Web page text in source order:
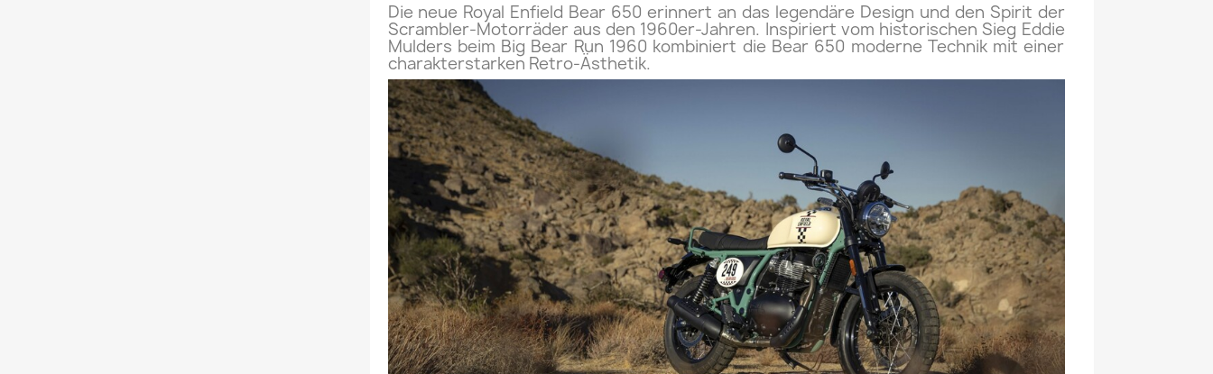
Die neue Royal Enfield Bear 650 erinnert an das legendäre Design und den Spirit der
Scrambler-Motorräder aus den 1960er-Jahren. Inspiriert vom historischen Sieg Eddie
Mulders beim Big Bear Run 1960 kombiniert die Bear 650 moderne Technik mit einer
charakterstarken Retro-Ästhetik.